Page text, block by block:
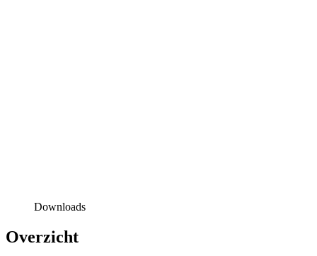
Downloads
Overzicht